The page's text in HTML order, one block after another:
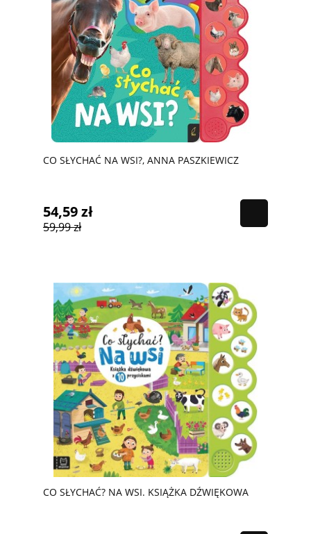
CO SŁYCHAĆ NA WSI?, ANNA PASZKIEWICZ
54,59 zł
59,99 zł
CO SŁYCHAĆ? NA WSI. KSIĄŻKA DŹWIĘKOWA